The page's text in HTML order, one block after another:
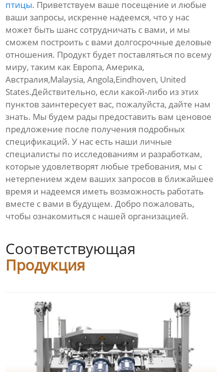
птицы. Приветствуем ваше посещение и любые
ваши запросы, искренне надеемся, что у нас
может быть шанс сотрудничать с вами, и мы
сможем построить с вами долгосрочные деловые
отношения. Продукт будет поставляться по всему
миру, таким как Европа, Америка,
Австралия,Malaysia, Angola,Eindhoven, United
States.Действительно, если какой-либо из этих
пунктов заинтересует вас, пожалуйста, дайте нам
знать. Мы будем рады предоставить вам ценовое
предложение после получения подробных
спецификаций. У нас есть наши личные
специалисты по исследованиям и разработкам,
которые удовлетворят любые требования, мы с
нетерпением ждем ваших запросов в ближайшее
время и надеемся иметь возможность работать
вместе с вами в будущем. Добро пожаловать,
чтобы ознакомиться с нашей организацией.
Соответствующая
Продукция